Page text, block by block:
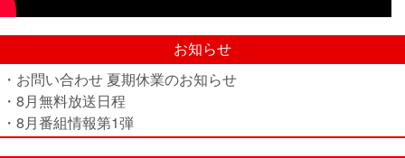
お知らせ
・お問い合わせ 夏期休業のお知らせ
・8月無料放送日程
・8月番組情報第1弾